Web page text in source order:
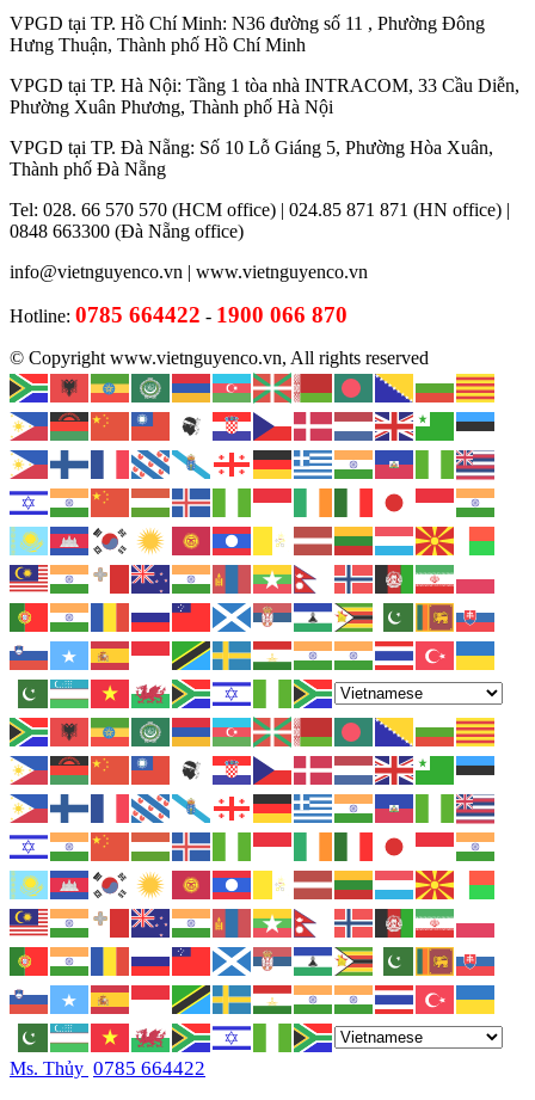
VPGD tại TP. Hồ Chí Minh: N36 đường số 11 , Phường Đông
Hưng Thuận, Thành phố Hồ Chí Minh
VPGD tại TP. Hà Nội: Tầng 1 tòa nhà INTRACOM, 33 Cầu Diễn,
Phường Xuân Phương, Thành phố Hà Nội
VPGD tại TP. Đà Nẵng: Số 10 Lỗ Giáng 5, Phường Hòa Xuân,
Thành phố Đà Nẵng
Tel: 028. 66 570 570 (HCM office) | 024.85 871 871 (HN office) |
0848 663300 (Đà Nẵng office)
info@vietnguyenco.vn | www.vietnguyenco.vn
Hotline: 0785 664422 - 1900 066 870
© Copyright www.vietnguyenco.vn, All rights reserved
Ms. Thủy 0785 664422